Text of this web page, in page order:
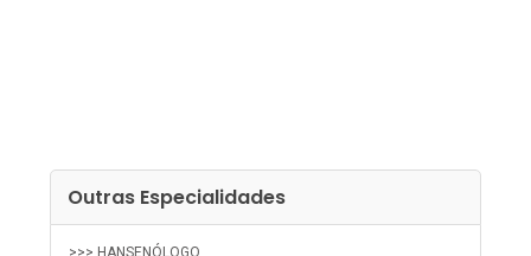
Outras Especialidades
>>> HANSENÓLOGO